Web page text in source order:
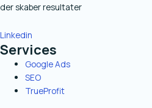
der skaber resultater
Linkedin
Services
Google Ads
SEO
TrueProfit